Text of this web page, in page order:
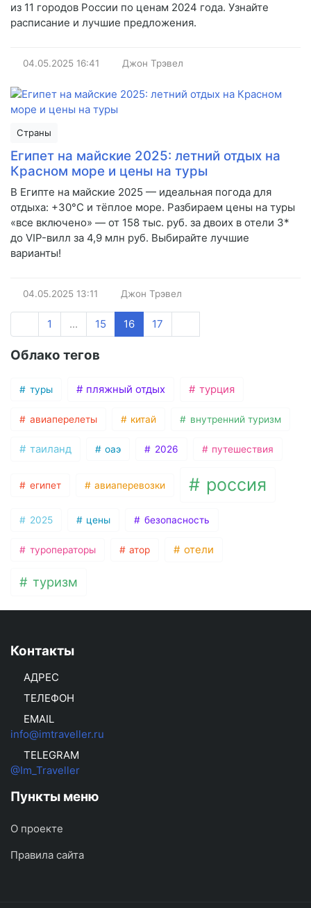
из 11 городов России по ценам 2024 года. Узнайте
расписание и лучшие предложения.
04.05.2025 16:41 Джон Трэвел
Страны
Египет на майские 2025: летний отдых на
Красном море и цены на туры
В Египте на майские 2025 — идеальная погода для
отдыха: +30°C и тёплое море. Разбираем цены на туры
«все включено» — от 158 тыс. руб. за двоих в отели 3*
до VIP-вилл за 4,9 млн руб. Выбирайте лучшие
варианты!
04.05.2025 13:11 Джон Трэвел
1 ... 15 16 17
Облако тегов
туры пляжный отдых турция
авиаперелеты китай внутренний туризм
таиланд оаэ 2026 путешествия
египет авиаперевозки россия
2025 цены безопасность
туроператоры атор отели
туризм
Контакты
АДРЕС
ТЕЛЕФОН
EMAIL
info@imtraveller.ru
TELEGRAM
@Im_Traveller
Пункты меню
О проекте
Правила сайта